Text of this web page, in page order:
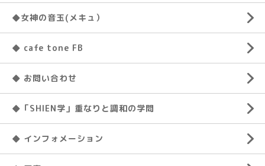
◆女神の音玉(メキュ）
◆ cafe tone FB
◆ お問い合わせ
◆「SHIEN学」重なりと調和の学問
◆ インフォメーション